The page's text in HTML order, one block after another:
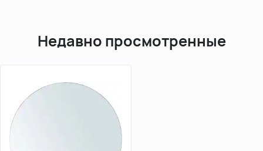
Недавно просмотренные